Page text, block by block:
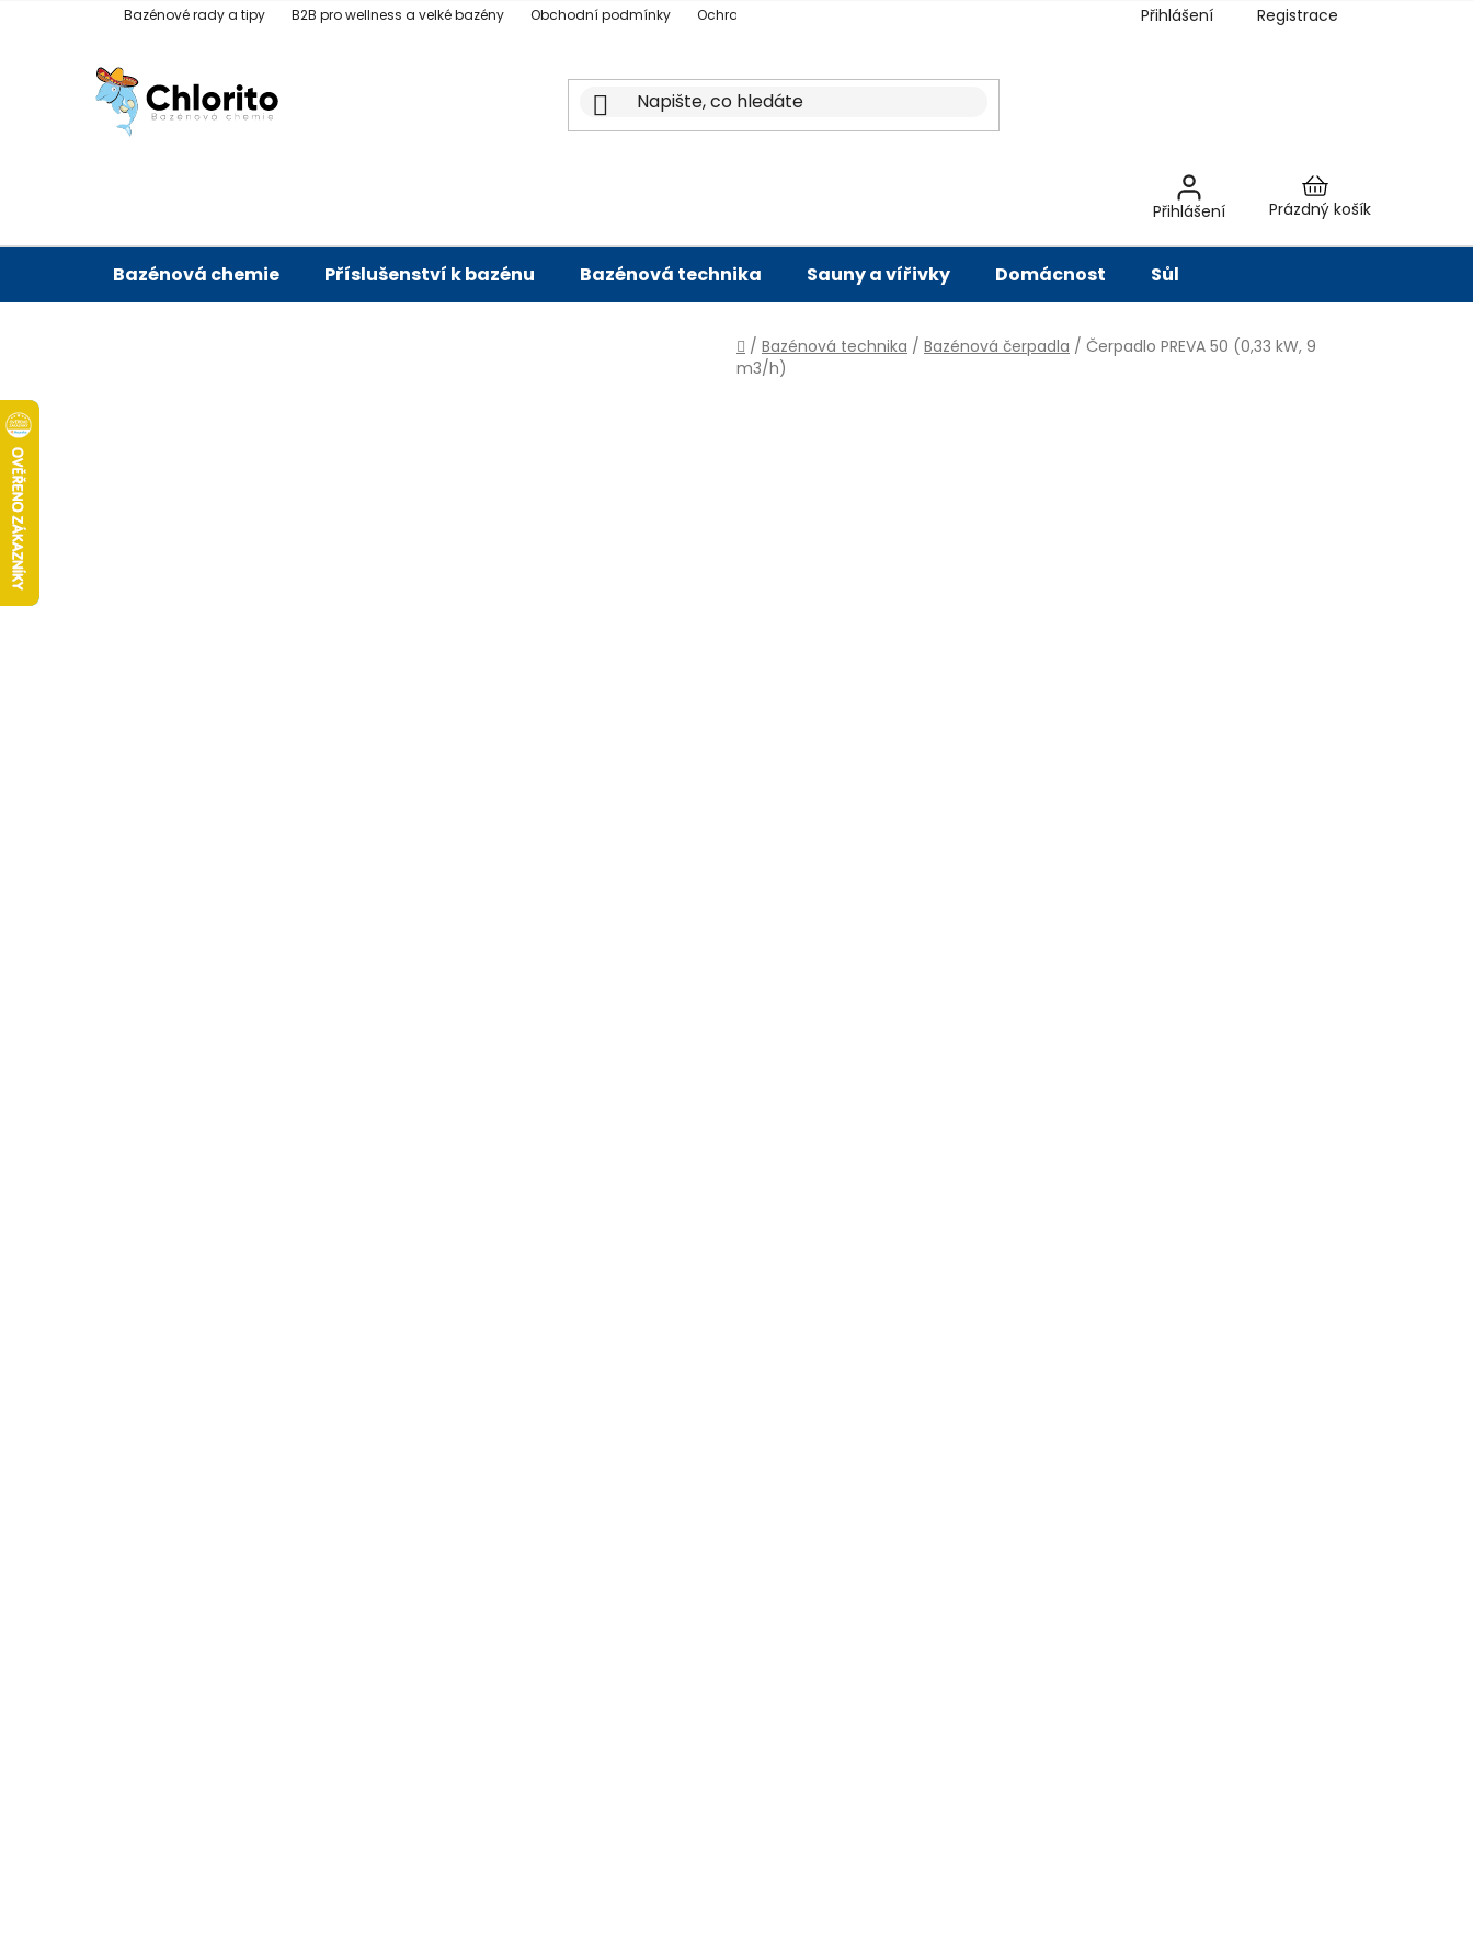
Bazénové rady a tipy B2B pro wellness a velké bazény Obchodní podmínky Ochrana osobních údajů Hodnocení obchodu Slovník pojmů Péče o vodu
Přihlášení Registrace
Přihlášení
Nákupní
Prázdný košík
Bazénová chemie Příslušenství k bazénu Bazénová technika Sauny a vířivky Domácnost Sůl
Domů
/ Bazénová technika / Bazénová čerpadla / Čerpadlo PREVA 50 (0,33 kW, 9
m3/h)